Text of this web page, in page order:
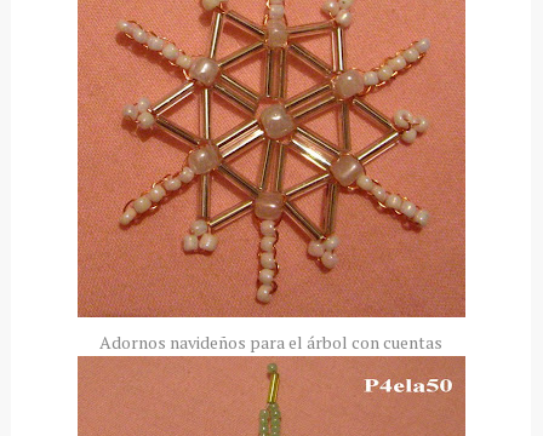
Adornos navideños para el árbol con cuentas